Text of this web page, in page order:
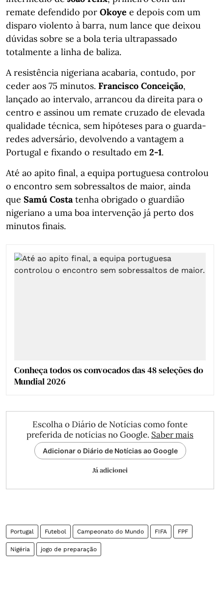
remate defendido por Okoye e depois com um
disparo violento à barra, num lance que deixou
dúvidas sobre se a bola teria ultrapassado
totalmente a linha de baliza.
A resistência nigeriana acabaria, contudo, por
ceder aos 75 minutos. Francisco Conceição,
lançado ao intervalo, arrancou da direita para o
centro e assinou um remate cruzado de elevada
qualidade técnica, sem hipóteses para o guarda-
redes adversário, devolvendo a vantagem a
Portugal e fixando o resultado em 2-1.
Até ao apito final, a equipa portuguesa controlou
o encontro sem sobressaltos de maior, ainda
que Samú Costa tenha obrigado o guardião
nigeriano a uma boa intervenção já perto dos
minutos finais.
Conheça todos os convocados das 48 seleções do
Mundial 2026
Escolha o Diário de Notícias como fonte
preferida de notícias no Google. Saber mais
Adicionar o Diário de Notícias ao Google
Já adicionei
Portugal Futebol Campeonato do Mundo FIFA FPF
Nigéria jogo de preparação